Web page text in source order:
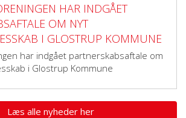
HAR INDGÅET
OM NYT
I GLOSTRUP KOMMUNE
har indgået partnerskabsaftale om
i Glostrup Kommune
Læs alle nyheder her